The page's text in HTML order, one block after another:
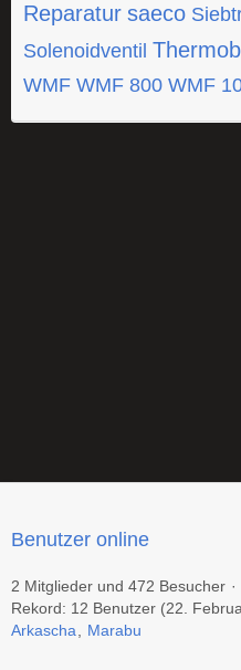
Reparatur saeco
Solenoidventil
WMF WMF 800 WMF
Benutzer online
2 Mitglieder und 472 Besucher
Rekord: 12 Benutzer (22.
Arkascha
Marabu